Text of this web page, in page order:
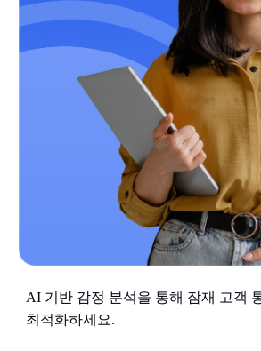
AI 기반 감정 분석을 통해 잠재 고객
최적화하세요.